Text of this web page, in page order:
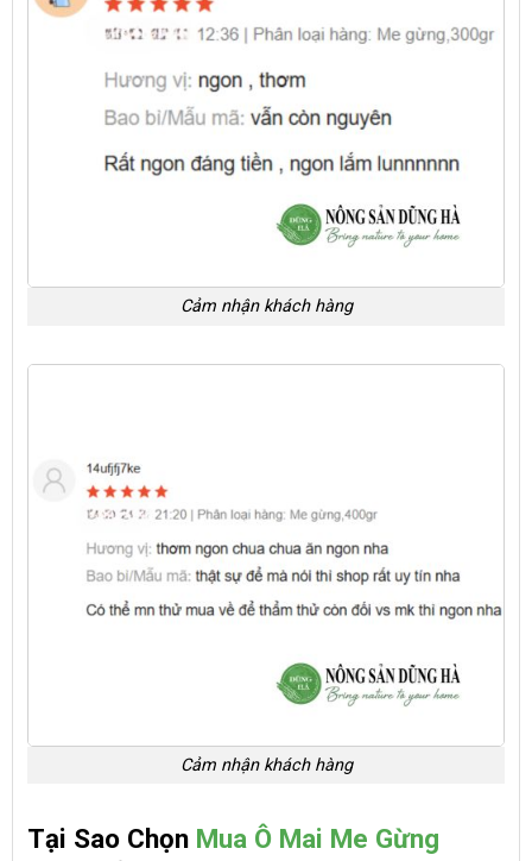
Cảm nhận khách hàng
Cảm nhận khách hàng
Tại Sao Chọn Mua Ô Mai Me Gừng